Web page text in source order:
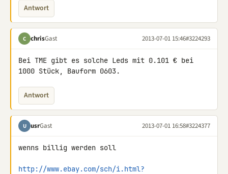
Antwort
C chrisGast 2013-07-01 15:46#3224293
Bei TME gibt es solche Leds mit 0.101 € bei
1000 Stück, Bauform 0603.
Antwort
U usrGast 2013-07-01 16:58#3224377
wenns billig werden soll
http://www.ebay.com/sch/i.html?